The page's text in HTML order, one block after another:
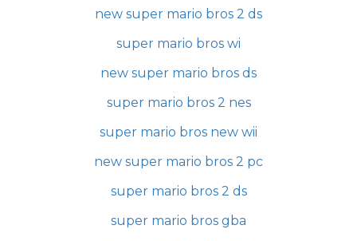
new super mario bros 2 ds
super mario bros wi
new super mario bros ds
super mario bros 2 nes
super mario bros new wii
new super mario bros 2 pc
super mario bros 2 ds
super mario bros gba